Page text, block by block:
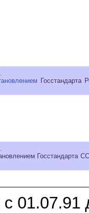
Госстандарта
Госстандарта
01.07.91